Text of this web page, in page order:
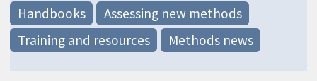
Handbooks
Assessing new methods
Training and resources
Methods news